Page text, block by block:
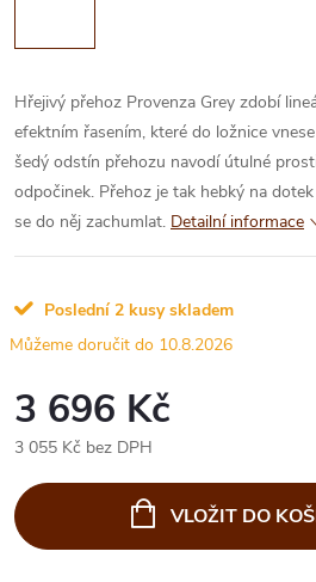
Hřejivý přehoz Provenza Grey zdobí
efektním řasením, které do ložnice
šedý odstín přehozu navodí útulné
odpočinek. Přehoz je tak hebký na
se do něj zachumlat. Detailní informace
Poslední 2 kusy skladem
10.8.2026
3 696 Kč
3 055 Kč bez DPH
cena:
VLOŽIT DO